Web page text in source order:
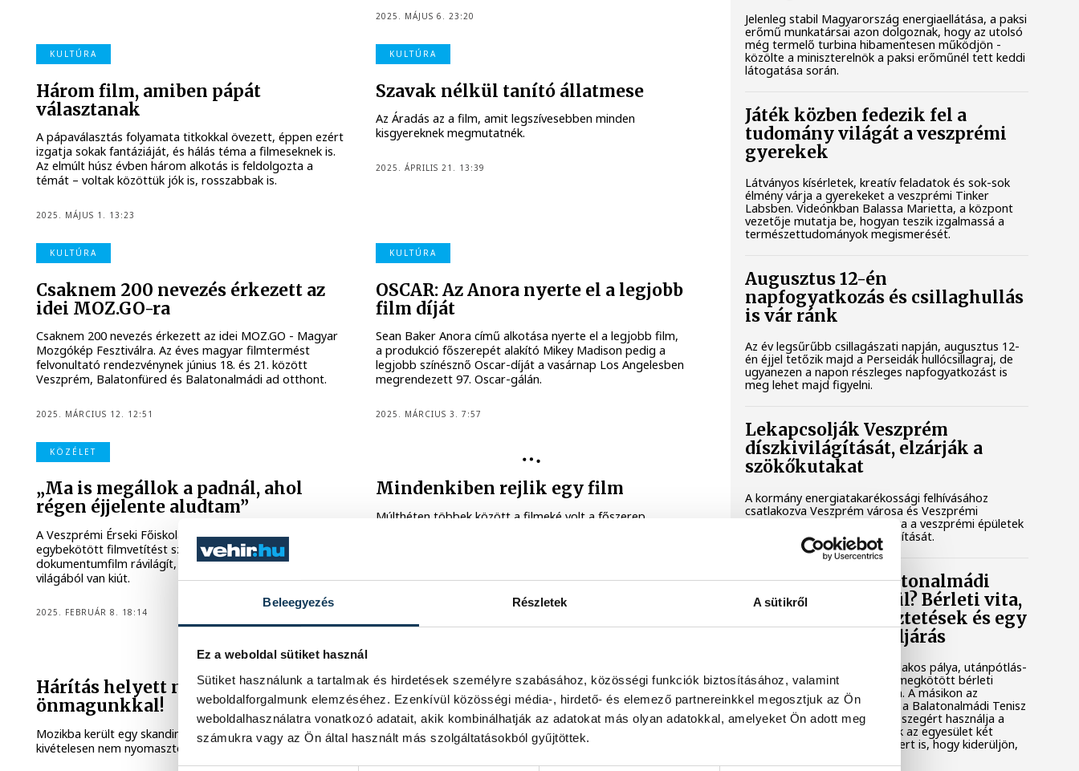
Beleegyezés Részletek A sütikről
Ez a weboldal sütiket használ
Sütiket használunk a tartalmak és hirdetések személyre szabásához, közösségi funkciók biztosításához, valamint
weboldalforgalmunk elemzéséhez. Ezenkívül közösségi média-, hirdető- és elemező partnereinkkel megosztjuk az Ön
weboldalhasználatra vonatkozó adatait, akik kombinálhatják az adatokat más olyan adatokkal, amelyeket Ön adott meg
számukra vagy az Ön által használt más szolgáltatásokból gyűjtöttek.
2025. MÁJUS 6. 23:20
KULTÚRA
Három film, amiben pápát
választanak
A pápaválasztás folyamata titkokkal övezett, éppen ezért
izgatja sokak fantáziáját, és hálás téma a filmeseknek is.
Az elmúlt húsz évben három alkotás is feldolgozta a
témát – voltak közöttük jók is, rosszabbak is.
2025. MÁJUS 1. 13:23
KULTÚRA
Szavak nélkül tanító állatmese
Az Áradás az a film, amit legszívesebben minden
kisgyereknek megmutatnék.
2025. ÁPRILIS 21. 13:39
KULTÚRA
Csaknem 200 nevezés érkezett az
idei MOZ.GO-ra
Csaknem 200 nevezés érkezett az idei MOZ.GO - Magyar
Mozgókép Fesztiválra. Az éves magyar filmtermést
felvonultató rendezvénynek június 18. és 21. között
Veszprém, Balatonfüred és Balatonalmádi ad otthont.
2025. MÁRCIUS 12. 12:51
KULTÚRA
OSCAR: Az Anora nyerte el a legjobb
film díját
Sean Baker Anora című alkotása nyerte el a legjobb film,
a produkció főszerepét alakító Mikey Madison pedig a
legjobb színésznő Oscar-díját a vasárnap Los Angelesben
megrendezett 97. Oscar-gálán.
2025. MÁRCIUS 3. 7:57
KÖZÉLET
„Ma is megállok a padnál, ahol
régen éjjelente aludtam”
A Veszprémi Érseki Főiskolán közönségtalálkozóval
egybekötött filmvetítést szerveztek. A Szabadító című
dokumentumfilm rávilágít, a bűnözés és a drogok
világából van kiút.
2025. FEBRUÁR 8. 18:14
Mindenkiben rejlik egy film
Múlthéten többek között a filmeké volt a főszerep
Hárítás helyett nézzünk szembe
önmagunkkal!
Mozikba került egy skandináv lélektani film, ami
kivételesen nem nyomasztó, hanem Szerethető.
BIDF: Veszprémben ismét
átélhetjük a valóságot
A magyar társadalom sok ezer forrásból származó
adományának köszönhetően január 25-én Budapesten
kívül 11 városban indul a 11. BIDF, az ország
Jelenleg stabil Magyarország energiaellátása, a paksi
erőmű munkatársai azon dolgoznak, hogy az utolsó
még termelő turbina hibamentesen működjön -
közölte a miniszterelnök a paksi erőműnél tett keddi
látogatása során.
Játék közben fedezik fel a
tudomány világát a veszprémi
gyerekek
Látványos kísérletek, kreatív feladatok és sok-sok
élmény várja a gyerekeket a veszprémi Tinker
Labsben. Videónkban Balassa Marietta, a központ
vezetője mutatja be, hogyan teszik izgalmassá a
természettudományok megismerését.
Augusztus 12-én
napfogyatkozás és csillaghullás
is vár ránk
Az év legsűrűbb csillagászati napján, augusztus 12-
én éjjel tetőzik majd a Perseidák hullócsillagraj, de
ugyanezen a napon részleges napfogyatkozást is
meg lehet majd figyelni.
Lekapcsolják Veszprém
díszkivilágítását, elzárják a
szökőkutakat
A kormány energiatakarékossági felhívásához
csatlakozva Veszprém városa és Veszprémi
Főegyházmegye is lekapcsolta a veszprémi épületek
és nevezetességek díszkivilágítását.
Mi történik a balatonalmádi
teniszpályák körül? Bérleti vita,
megszakadt egyeztetések és egy
tisztázatlan jogi eljárás
Évtizedes hagyomány, hat salakos pálya, utánpótlás-
nevelés és egy hosszú távra megkötött bérleti
szerződés áll az egyik oldalon. A másikon az
önkormányzat, amely szerint a Balatonalmádi Tenisz
Klub aránytalanul alacsony összegért használja a
városi területet. Megkerestük az egyesület két
képviselőjét és a polgármestert is, hogy kiderüljön,